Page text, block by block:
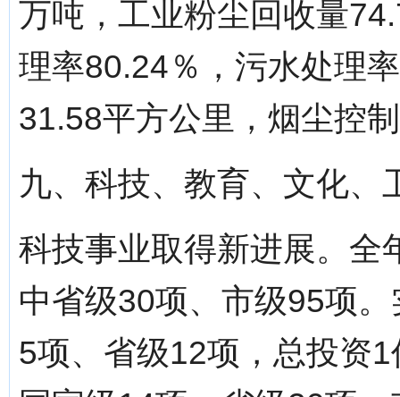
万吨，工业粉尘回收量
理率80.24％，污水处理
31.58平方公里，烟尘控
九、科技、教育、文化、
科技事业取得新进展。全
中省级30项、市级95项
5项、省级12项，总投资